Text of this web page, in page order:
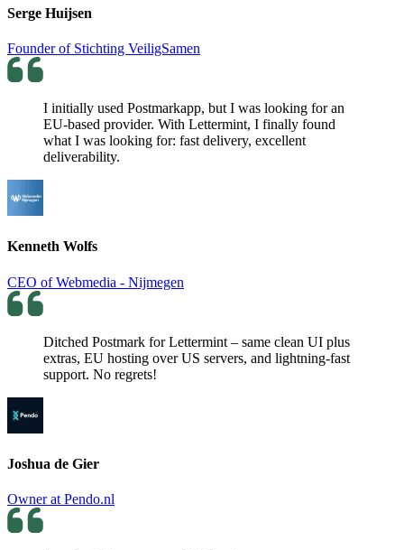
Serge Huijsen
Founder of Stichting VeiligSamen
I initially used Postmarkapp, but I was looking for an
EU-based provider. With Lettermint, I finally found
what I was looking for: fast delivery, excellent
deliverability.
Kenneth Wolfs
CEO of Webmedia - Nijmegen
Ditched Postmark for Lettermint – same clean UI plus
extras, EU hosting over US servers, and lightning-fast
support. No regrets!
Joshua de Gier
Owner at Pendo.nl